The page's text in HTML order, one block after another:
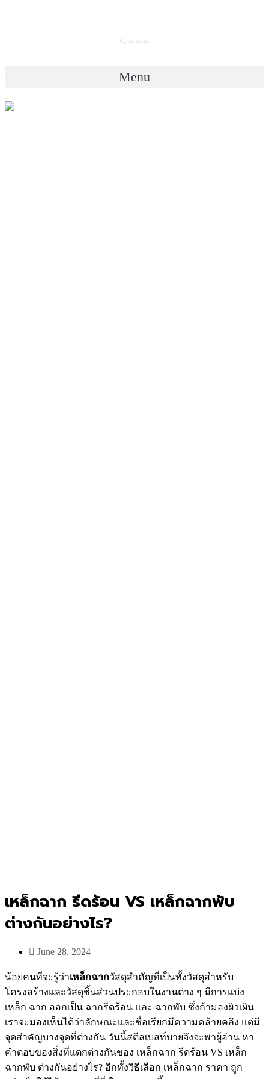
Menu
เหล็กฉาก รีดร้อน VS เหล็กฉากพับ
ต่างกันอย่างไร?
June 28, 2024
น้อยคนที่จะรู้ว่าเหล็กฉากวัสดุสำคัญที่เป็นทั้งวัสดุสำหรับ
โครงสร้างและวัสดุชิ้นส่วนประกอบในงานต่าง ๆ มีการแบ่ง
เหล็ก ฉาก ออกเป็น ฉากรีดร้อน และ ฉากพับ ซึ่งถ้ามองผิวเผิน
เราจะมองเห็นได้ว่าลักษณะและชื่อเรียกมีความคล้ายคลึง แต่มี
จุดสำคัญบางจุดที่ต่างกัน วันนี้สตีลเบสท์บายจึงจะพาผู้อ่าน หา
คำตอบของสิ่งที่แตกต่างกันของ เหล็กฉาก รีดร้อน VS เหล็ก
ฉากพับ ต่างกันอย่างไร? อีกทั้งวิธีเลือก เหล็กฉาก ราคา ถูก